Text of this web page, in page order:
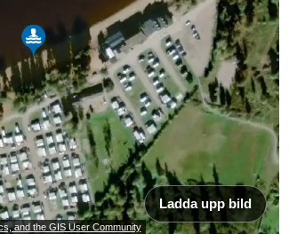
and the GIS User Community
Ladda upp bild